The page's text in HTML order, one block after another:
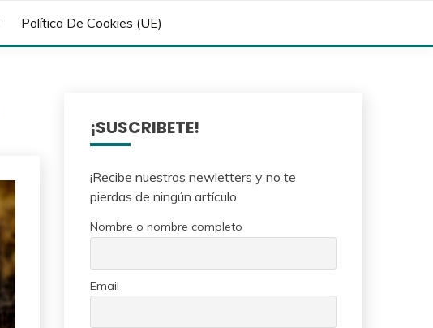
Política De Cookies (UE)
¡SUSCRIBETE!
¡Recibe nuestros newletters y no te
pierdas de ningún artículo
Nombre o nombre completo
Email